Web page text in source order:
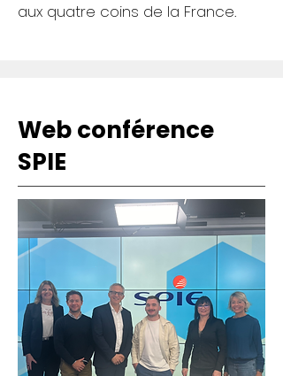
aux quatre coins de la France.
Web conférence
SPIE